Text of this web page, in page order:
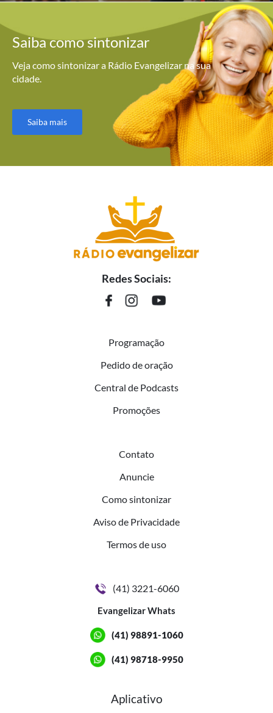
Saiba comosintonizar
Veja como sintonizar a Rádio Evangelizar na sua
cidade.
Saiba mais
Redes Sociais:
Programação
Pedido de oração
Central de Podcasts
Promoções
Contato
Anuncie
Como sintonizar
Aviso de Privacidade
Termos de uso
(41) 3221-6060
Evangelizar Whats
(41) 98891-1060
(41) 98718-9950
Aplicativo